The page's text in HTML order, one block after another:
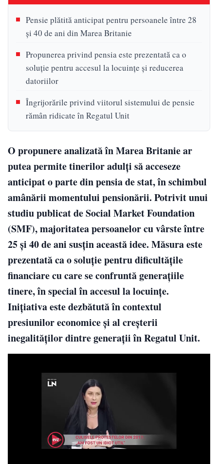
Pensie plătită anticipat pentru persoanele între 28
și 40 de ani din Marea Britanie
Propunerea privind pensia este prezentată ca o
soluție pentru accesul la locuințe și reducerea
datoriilor
Îngrijorările privind viitorul sistemului de pensie
rămân ridicate în Regatul Unit
O propunere analizată în Marea Britanie ar
putea permite tinerilor adulți să acceseze
anticipat o parte din pensia de stat, în schimbul
amânării momentului pensionării. Potrivit unui
studiu publicat de Social Market Foundation
(SMF), majoritatea persoanelor cu vârste între
25 și 40 de ani susțin această idee. Măsura este
prezentată ca o soluție pentru dificultățile
financiare cu care se confruntă generațiile
tinere, în special în accesul la locuințe.
Inițiativa este dezbătută în contextul
presiunilor economice și al creșterii
inegalităților dintre generații în Regatul Unit.